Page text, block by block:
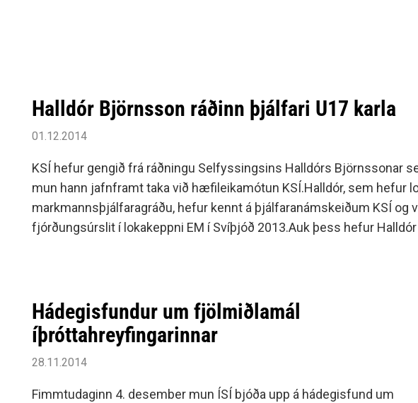
Halldór Björnsson ráðinn þjálfari U17 karla
01.12.2014
KSÍ hefur gengið frá ráðningu Selfyssingsins Halldórs Björnssonar
mun hann jafnframt taka við hæfileikamótun KSÍ.Halldór, sem hefur
markmannsþjálfaragráðu, hefur kennt á þjálfaranámskeiðum KSÍ
fjórðungsúrslit í lokakeppni EM í Svíþjóð 2013.Auk þess hefur
Hádegisfundur um fjölmiðlamál
íþróttahreyfingarinnar
28.11.2014
Fimmtudaginn 4. desember mun ÍSÍ bjóða upp á hádegisfund um